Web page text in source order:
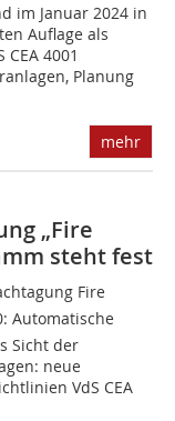
im Januar 2024 in
Auflage als
4001
Planung
mehr
„Fire
steht fest
Fire
Automatische
Sicht der
neue
VdS CEA